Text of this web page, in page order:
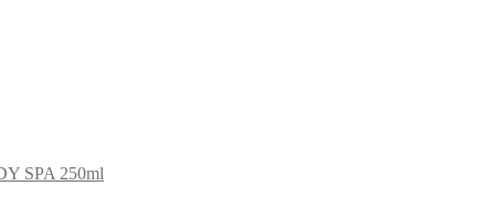
SPA 250ml